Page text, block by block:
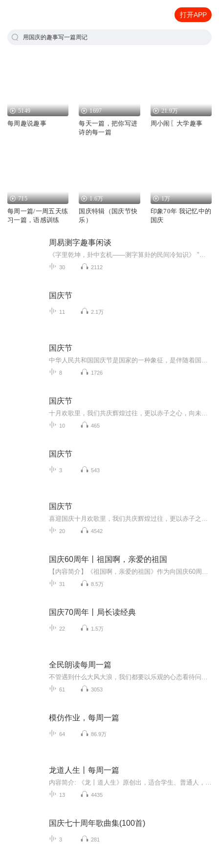
打开APP
用国庆的趣事写一篇周记
5149
每周趣说趣事
1697
每天一篇，把你写进
诗的每一篇
21.9万
周小闹〖大学趣事
715
每周一篇/一周五天练
习一篇，语感训练
1.6万
国庆特辑（国庆节快
乐）
1万
印象70年 我记忆中的
国庆
周易测字趣事闲谈
30 2112
国庆节
11 2.1万
国庆节
8 1726
国庆节
10 465
国庆节
3 543
国庆节
20 4542
国庆60周年丨祖国啊，亲爱的祖国
31 8.5万
国庆70周年丨局长读经典
22 1.5万
全民朗读每周一篇
61 3053
模仿作业，每周一篇
64 86.9万
龙道人生丨每周一篇
13 4435
国庆七十周年歌曲集(100首)
3 281